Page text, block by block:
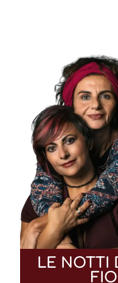
LE NOTTI